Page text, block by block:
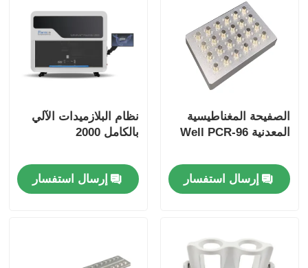
الصفيحة المغناطيسية
المعدنية 96-Well PCR
إرسال استفسار
نظام البلازميدات الآلي
بالكامل 2000
إرسال استفسار